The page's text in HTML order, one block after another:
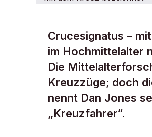
GESCHICHTE &
Mit
Crucesignatus –
im Hochmittelalter
Die
Kreuzzüge; doch
nennt Dan Jones
„Kreuzfahrer“.